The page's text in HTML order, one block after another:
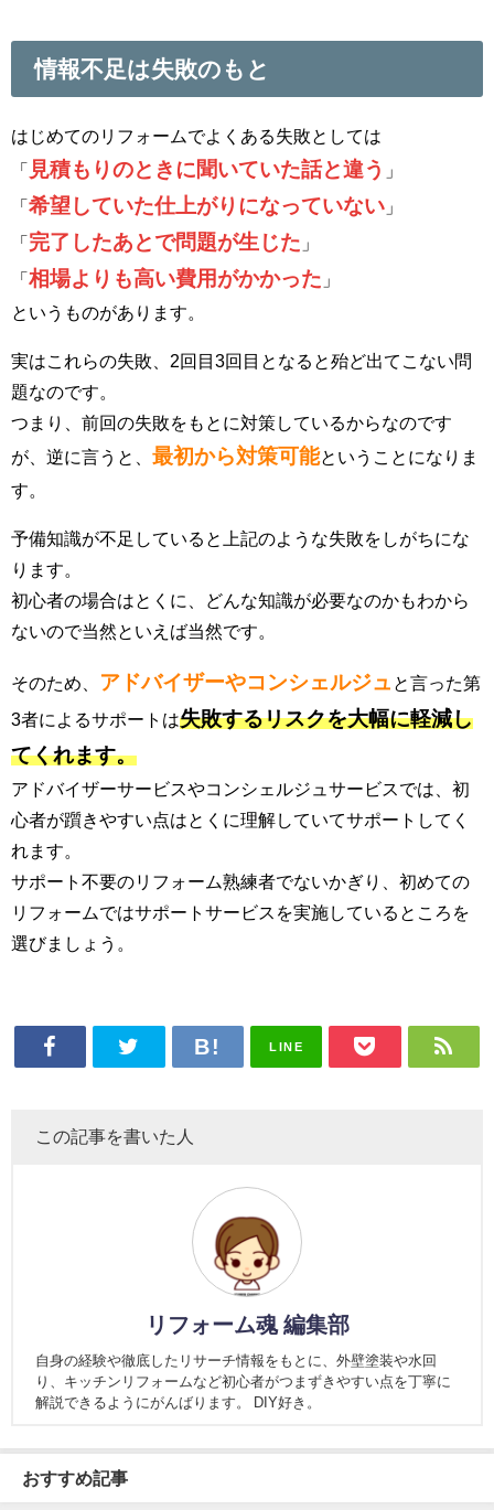
情報不足は失敗のもと
はじめてのリフォームでよくある失敗としては
「
見積もりのときに聞いていた話と違う 」
「 希望していた仕上がりになっていない 」
「 完了したあとで問題が生じた 」
「 相場よりも高い費用がかかった 」
というものがあります。
実はこれらの失敗、2回目3回目となると殆ど出てこない問
題なのです。
つまり、前回の失敗をもとに対策しているからなのです
が、逆に言うと、 最初から対策可能ということになりま
す。
予備知識が不足していると上記のような失敗をしがちにな
ります。
初心者の場合はとくに、どんな知識が必要なのかもわから
ないので当然といえば当然です。
そのため、 アドバイザーやコンシェルジュ と言った第
3者によるサポートは失敗するリスクを大幅に軽減し
てくれます。
アドバイザーサービスやコンシェルジュサービスでは、初
心者が躓きやすい点はとくに理解していてサポートしてく
れます。
サポート不要のリフォーム熟練者でないかぎり、初めての
リフォームではサポートサービスを実施しているところを
選びましょう。
LINE
この記事を書いた人
リフォーム魂 編集部
自身の経験や徹底したリサーチ情報をもとに、外壁塗装や水回
り、キッチンリフォームなど初心者がつまずきやすい点を丁寧に
解説できるようにがんばります。 DIY好き。
おすすめ記事